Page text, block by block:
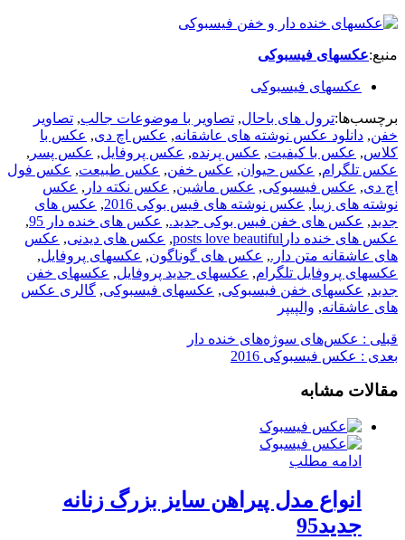
منبع:عکسهای فیسبوکی
عکسهای فیسبوکی
برچسب‌ها:ترول های باحال, تصاویر با موضوعات جالب, تصاویر
خفن, دانلود عکس نوشته های عاشقانه, عکس اچ دی, عکس با
کلاس, عکس با کیفیت, عکس پرنده, عکس پروفایل, عکس پسر ,
عکس تلگرام, عکس حیوان, عکس خفن, عکس طبیعت, عکس فول
اچ دی, عکس فیسبوکی, عکس ماشین, عکس نکته دار , عکس
نوشته های زیبا, عکس نوشته های فیس بوکی 2016 , عکس های
جدید, عکس های خفن فیس بوکی جدید., عکس های خنده دار 95
,
عکس های خنده دارposts love beautiful
, عکس های دیدنی, عکس
های عاشقانه متن دار., عکس های گوناگون, عکسهای پروفایل,
عکسهای پروفایل تلگرام, عکسهای جدید پروفایل, عکسهای خفن
جدید, عکسهای خفن فیسبوکی, عکسهای فیسبوکی, گالری عکس
های عاشقانه, والپیپر
قبلی : عکس‌های سوژه‌های خنده دار
بعدی : عکس فیسبوکی 2016
مقالات مشابه
ادامه مطلب
انواع مدل پیراهن سایز بزرگ زنانه
جدید95